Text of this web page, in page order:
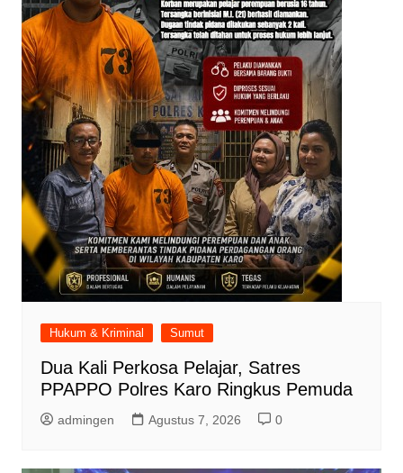
Hukum & Kriminal Sumut
Dua Kali Perkosa Pelajar, Satres
PPAPPO Polres Karo Ringkus Pemuda
admingen Agustus 7, 2026 0